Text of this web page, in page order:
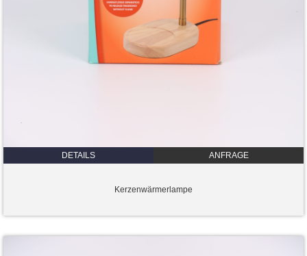
DETAILS ANFRAGE
Kerzenwärmerlampe